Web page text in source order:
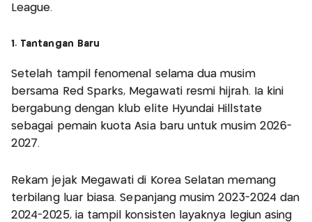
League.
1. Tantangan Baru
Setelah tampil fenomenal selama dua musim
bersama Red Sparks, Megawati resmi hijrah. Ia kini
bergabung dengan klub elite Hyundai Hillstate
sebagai pemain kuota Asia baru untuk musim 2026-
2027.
Rekam jejak Megawati di Korea Selatan memang
terbilang luar biasa. Sepanjang musim 2023-2024 dan
2024-2025, ia tampil konsisten layaknya legiun asing